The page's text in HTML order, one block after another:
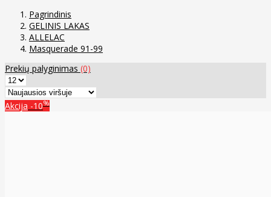
Pagrindinis
GELINIS LAKAS
ALLELAC
Masquerade 91-99
Prekių palyginimas (0)
Akcija -10%